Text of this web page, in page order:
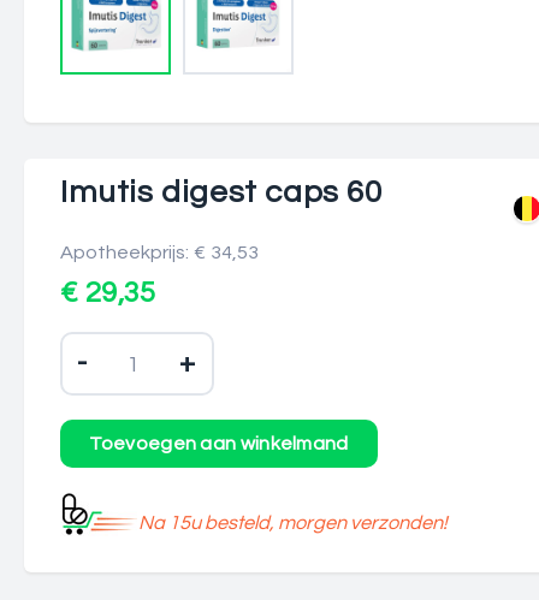
Imutis digest caps 60
Apotheekprijs: € 34,53
€ 29,35
- +
Na 15u besteld, morgen verzonden!